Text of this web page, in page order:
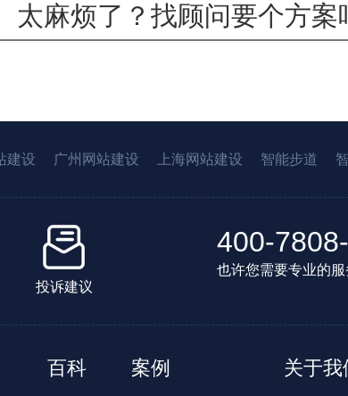
太麻烦了？找顾问要个方案
建设 广州网站建设 上海网站建设 智能步道
投诉建议
400-
也许您需要专业的
百科 案例 关于我